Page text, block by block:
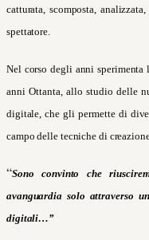
catturata, scomposta,
spettatore.
Nel corso degli anni
anni Ottanta, allo studio delle
digitale, che gli permette di
campo delle tecniche di
“Sono convinto che
avanguardia solo attraverso
digitali…”